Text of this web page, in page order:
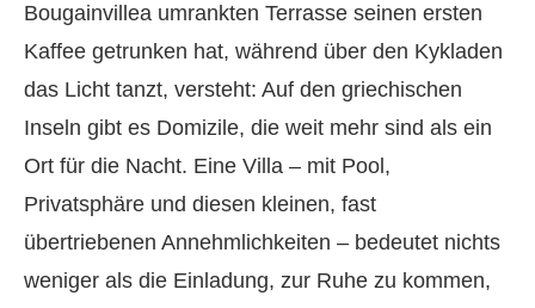
Bougainvillea umrankten Terrasse seinen ersten
Kaffee getrunken hat, während über den Kykladen
das Licht tanzt, versteht: Auf den griechischen
Inseln gibt es Domizile, die weit mehr sind als ein
Ort für die Nacht. Eine Villa – mit Pool,
Privatsphäre und diesen kleinen, fast
übertriebenen Annehmlichkeiten – bedeutet nichts
weniger als die Einladung, zur Ruhe zu kommen,